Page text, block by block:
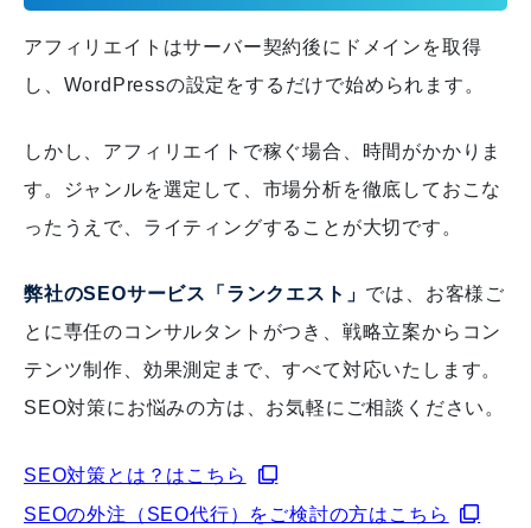
アフィリエイトはサーバー契約後にドメインを取得
し、WordPressの設定をするだけで始められます。
しかし、アフィリエイトで稼ぐ場合、時間がかかりま
す。ジャンルを選定して、市場分析を徹底しておこな
ったうえで、ライティングすることが大切です。
弊社のSEOサービス「ランクエスト」 では、お客様ご
とに専任のコンサルタントがつき、戦略立案からコン
テンツ制作、効果測定まで、すべて対応いたします。
SEO対策にお悩みの方は、お気軽にご相談ください。
SEO対策とは？はこちら
SEOの外注（SEO代行）をご検討の方はこちら